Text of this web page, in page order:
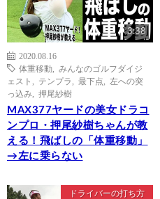
3:38
2020.08.16
体重移動
みんなのゴルフダイジ
ェスト
テンプラ 最下点
左への突
っ込み
押尾紗樹
MAX377ヤードの美女ドラコ
ンプロ・押尾紗樹ちゃんが教
える！飛ばしの「体重移動」
→左に乗らない
ドライバーの打ち方